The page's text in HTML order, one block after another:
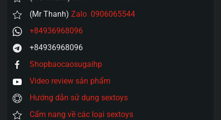
(Mr Thanh) Zalo 0906065544
+84936968096
+84936968096
Shopbaocaosugaihp
Video review sản phẩm
Hướng dẫn sử dụng sextoys
Cẩm nang về các loại sextoys